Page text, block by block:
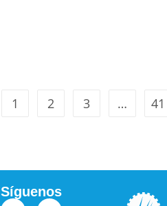
1 2 3 … 41
Síguenos